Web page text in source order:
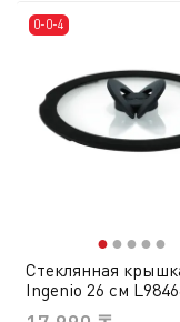
0-0-4
●● ● ● ●
Стеклянная
Ingenio 26 см